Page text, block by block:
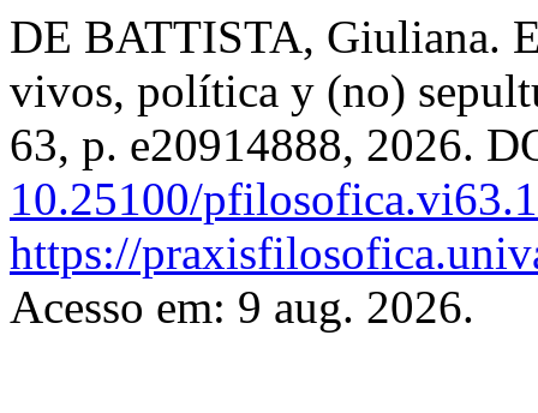
DE BATTISTA, Giuliana.
vivos, política y (no)
63, p. e20914888, 2026.
10.25100/
https://
Acesso em: 9 aug. 2026.